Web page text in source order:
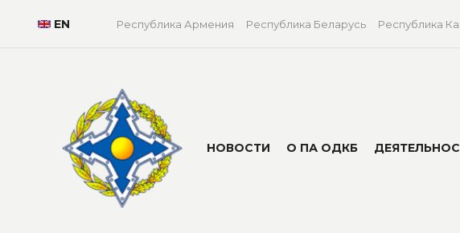
EN Республика Армения Республика Беларусь Республика
НОВОСТИ О ПА ОДКБ